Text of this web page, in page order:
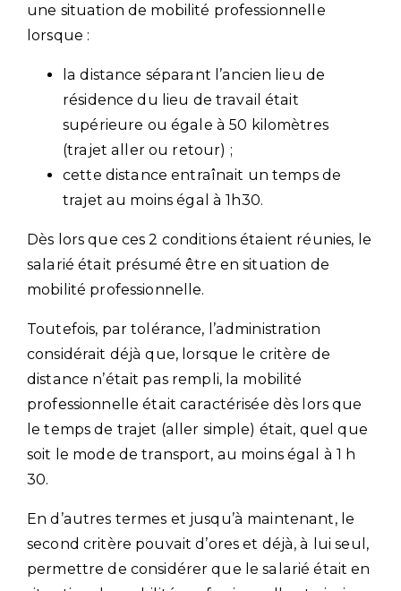
une situation de mobilité professionnelle
lorsque :
la distance séparant l’ancien lieu de
résidence du lieu de travail était
supérieure ou égale à 50 kilomètres
(trajet aller ou retour) ;
cette distance entraînait un temps de
trajet au moins égal à 1h30.
Dès lors que ces 2 conditions étaient réunies, le
salarié était présumé être en situation de
mobilité professionnelle.
Toutefois, par tolérance, l’administration
considérait déjà que, lorsque le critère de
distance n’était pas rempli, la mobilité
professionnelle était caractérisée dès lors que
le temps de trajet (aller simple) était, quel que
soit le mode de transport, au moins égal à 1 h
30.
En d’autres termes et jusqu’à maintenant, le
second critère pouvait d’ores et déjà, à lui seul,
permettre de considérer que le salarié était en